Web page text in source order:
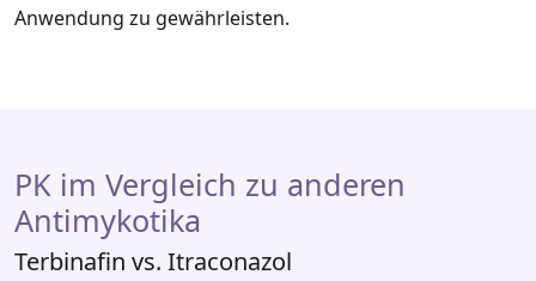
Anwendung zu gewährleisten.
PK im Vergleich zu anderen
Antimykotika
Terbinafin vs. Itraconazol